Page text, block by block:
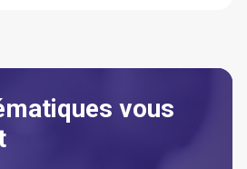
vous